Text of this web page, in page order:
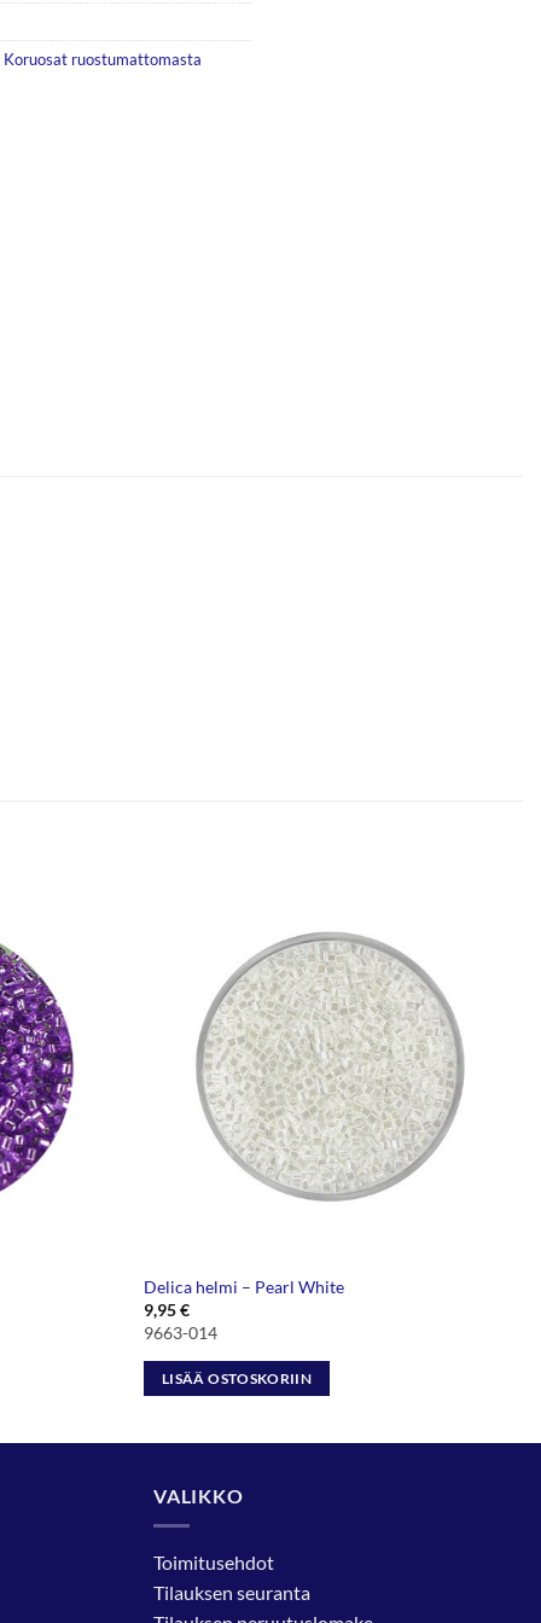
Koruosat ruostumattomasta
Delica helmi – Pearl White
9,95€
9663-014
LISÄÄ OSTOSKORIIN
VALIKKO
Toimitusehdot
Tilauksen seuranta